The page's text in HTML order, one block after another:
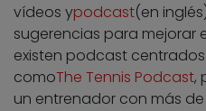
vídeos ypodcast(en
sugerencias para mejorar
existen podcast
comoThe Tennis Podcast,
un entrenador con más